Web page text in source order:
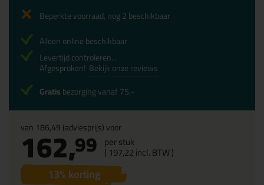
van 186,49(adviesprijs) voor
162,99 per stuk
( 197,22incl. BTW )
13% korting
Beperkte voorraad, nog 2 beschikbaar
Alleen online beschikbaar
Levertijd controleren...
Afgesproken! Bekijk onze reviews
Gratisbezorging vanaf 75,-